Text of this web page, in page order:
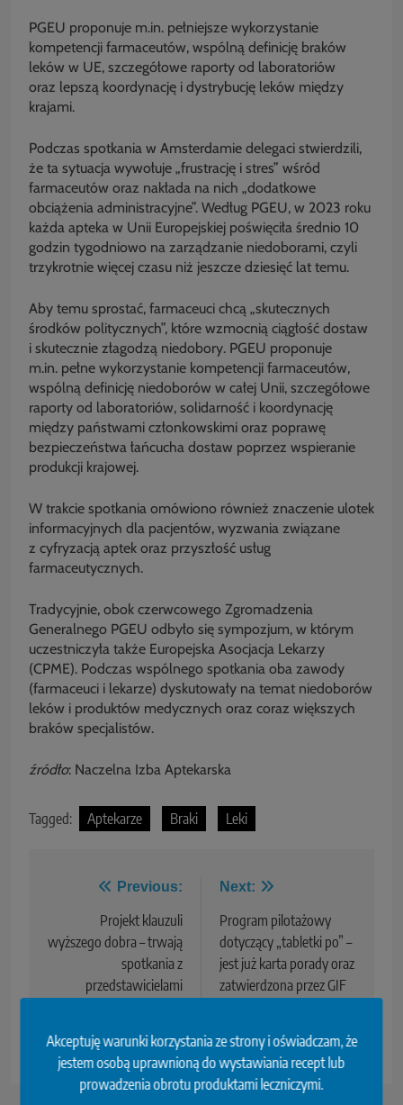
Akceptuję warunki korzystania ze strony i oświadczam, że
jestem osobą uprawnioną do wystawiania recept lub
prowadzenia obrotu produktami leczniczymi.
PGEU proponuje m.in. pełniejsze wykorzystanie
kompetencji farmaceutów, wspólną definicję braków
leków w UE, szczegółowe raporty od laboratoriów
oraz lepszą koordynację i dystrybucję leków między
krajami.
Podczas spotkania w Amsterdamie delegaci stwierdzili,
że ta sytuacja wywołuje „frustrację i stres” wśród
farmaceutów oraz nakłada na nich „dodatkowe
obciążenia administracyjne”. Według PGEU, w 2023 roku
każda apteka w Unii Europejskiej poświęciła średnio 10
godzin tygodniowo na zarządzanie niedoborami, czyli
trzykrotnie więcej czasu niż jeszcze dziesięć lat temu.
Aby temu sprostać, farmaceuci chcą „skutecznych
środków politycznych”, które wzmocnią ciągłość dostaw
i skutecznie złagodzą niedobory. PGEU proponuje
m.in. pełne wykorzystanie kompetencji farmaceutów,
wspólną definicję niedoborów w całej Unii, szczegółowe
raporty od laboratoriów, solidarność i koordynację
między państwami członkowskimi oraz poprawę
bezpieczeństwa łańcucha dostaw poprzez wspieranie
produkcji krajowej.
W trakcie spotkania omówiono również znaczenie ulotek
informacyjnych dla pacjentów, wyzwania związane
z cyfryzacją aptek oraz przyszłość usług
farmaceutycznych.
Tradycyjnie, obok czerwcowego Zgromadzenia
Generalnego PGEU odbyło się sympozjum, w którym
uczestniczyła także Europejska Asocjacja Lekarzy
(CPME). Podczas wspólnego spotkania oba zawody
(farmaceuci i lekarze) dyskutowały na temat niedoborów
leków i produktów medycznych oraz coraz większych
braków specjalistów.
źródło: Naczelna Izba Aptekarska
Tagged: Aptekarze Braki Leki
Previous:
Projekt klauzuli
wyższego dobra – trwają
spotkania z
przedstawicielami
Next:
Program pilotażowy
dotyczący „tabletki po” –
jest już karta porady oraz
zatwierdzona przez GIF